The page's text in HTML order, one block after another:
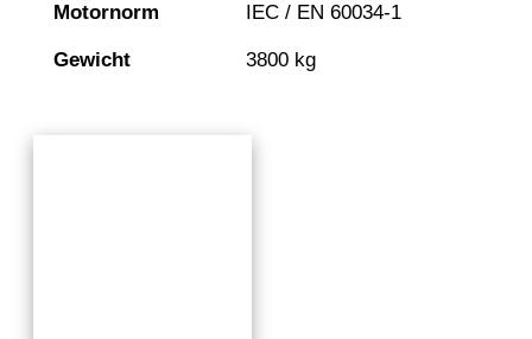
Motornorm IEC / EN 60034-1
Gewicht 3800 kg